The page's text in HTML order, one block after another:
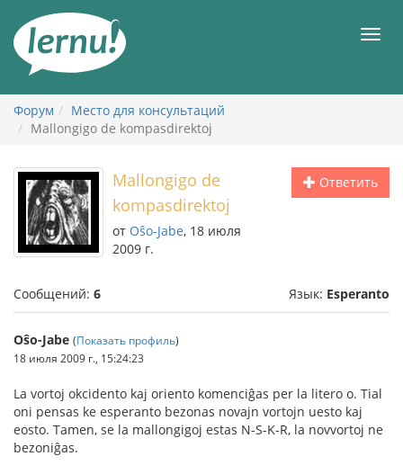
содержанию
Форум
Место для консультаций
Mallongigo de kompasdirektoj
Ответить
Mallongigo de
kompasdirektoj
от Oŝo-Jabe, 18 июля
2009 г.
Сообщений: 6 Язык: Esperanto
Oŝo-Jabe (Показать профиль)
18 июля 2009 г., 15:24:23
La vortoj okcidento kaj oriento komenciĝas per la litero o. Tial
oni pensas ke esperanto bezonas novajn vortojn uesto kaj
eosto. Tamen, se la mallongigoj estas N-S-K-R, la novvortoj ne
bezoniĝas.